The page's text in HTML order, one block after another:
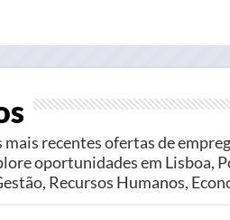
recentes ofertas de
oportunidades em Lisboa,
Recursos Humanos,